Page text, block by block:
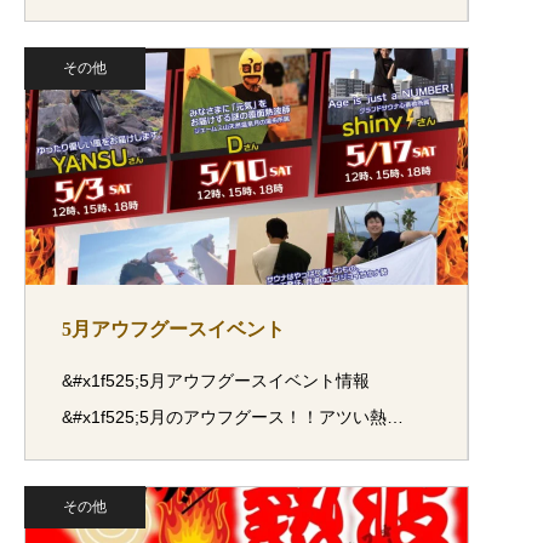
その他
5月アウフグースイベント
&#x1f525;5月アウフグースイベント情報
&#x1f525;5月のアウフグース！！アツい熱…
その他